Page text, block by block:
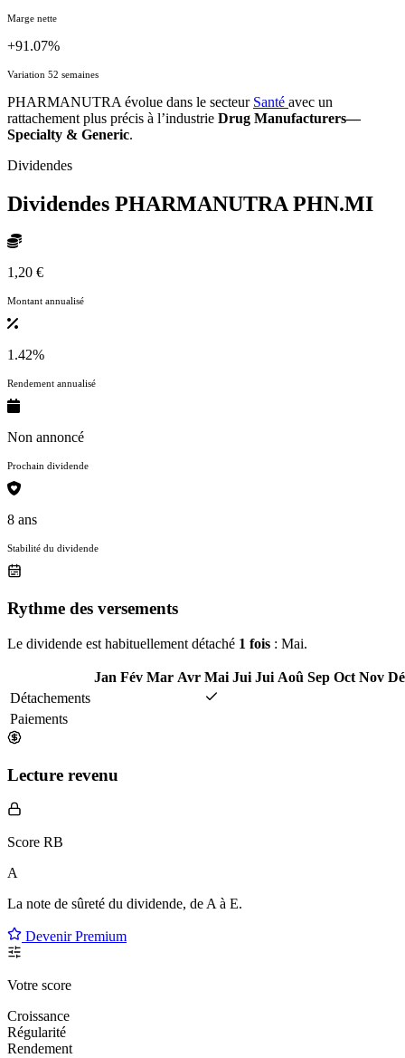
Marge nette
+91.07%
Variation 52 semaines
PHARMANUTRA évolue dans le secteur Santé avec un
rattachement plus précis à l’industrie Drug Manufacturers—
Specialty & Generic.
Dividendes
Dividendes PHARMANUTRA PHN.MI
1,20 €
Montant annualisé
1.42%
Rendement annualisé
Non annoncé
Prochain dividende
8 ans
Stabilité du dividende
Rythme des versements
Le dividende est habituellement détaché 1 fois : Mai.
Jan Fév Mar Avr Mai Jui Jui Aoû Sep Oct Nov
Détachements
Paiements
Lecture revenu
Score RB
A
La note de sûreté du dividende, de A à E.
Devenir Premium
Votre score
Croissance
Régularité
Rendement